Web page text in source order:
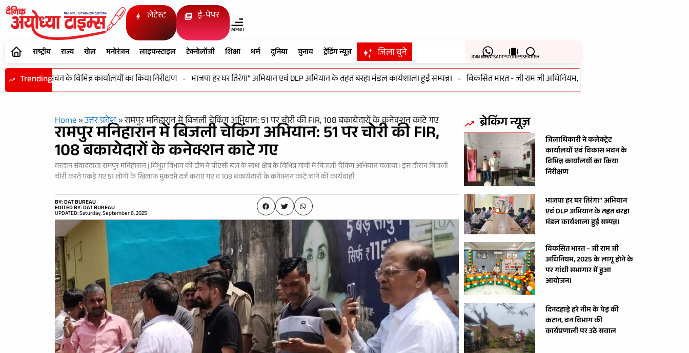
लेटेस्ट ई-पेपर
MENU
राष्ट्रीय राज्य खेल मनोरंजन लाइफस्टाइल टेक्नोलॉजी शिक्षा धर्म दुनिया चुनाव ट्रेंडिंग न्यूज़ जिला चुने JOIN WHATSAPPSTORIESSEARCH
Trending
विकास भवन के विभिन्न कार्यालयों का किया निरीक्षण - भाजपा हर घर तिरंगा" अभियान एवं DLP अभियान के तहत बरहा मंडल कार्यशाला हुई सम्पन्न। - विकसित भारत - जी राम जी अधिनियम, 2025 के लागू होने के पर गांधी सभागार में
Home»उत्तर प्रदेश»रामपुर मनिहारान में बिजली चेकिंग अभियान: 51 पर चोरी की FIR, 108 बकायेदारों के कनेक्शन काटे गए
रामपुर मनिहारान में बिजली चेकिंग अभियान: 51 पर चोरी की FIR,
108 बकायेदारों के कनेक्शन काटे गए
वरदान संवाददाता रामपुर मनिहारान | विधुत विभाग की टीम ने पीएसी बल के साथ क्षेत्र के विभिन्न गांवों में बिजली चैकिंग अभियान चलाया। इस दौरान बिजली
चोरी करते पकड़े गए 51 लोगों के खिलाफ मुकदमे दर्ज कराए गए व 108 बकायेदारों के कनेक्शन काटे जाने की कार्यवाही
BY: DAT BUREAU
EDITED BY: DAT BUREAU
UPDATED: Saturday, September 6, 2025
ब्रेकिंग न्यूज़
जिलाधिकारी ने कलेक्ट्रेट
कार्यालयों एवं विकास भवन के
विभिन्न कार्यालयों का किया
निरीक्षण
भाजपा हर घर तिरंगा” अभियान
एवं DLP अभियान के तहत बरहा
मंडल कार्यशाला हुई सम्पन्न।
विकसित भारत – जी राम जी
अधिनियम, 2025 के लागू होने के
पर गांधी सभागार में हुआ
आयोजन।
दिनदहाड़े हरे नीम के पेड़ की
कटान, वन विभाग की
कार्यप्रणाली पर उठे सवाल